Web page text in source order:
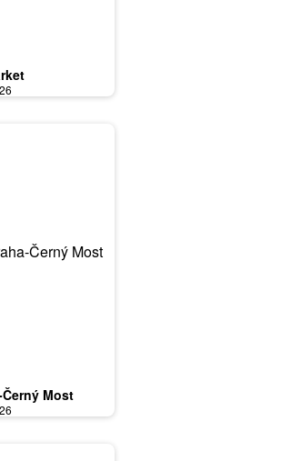
Most